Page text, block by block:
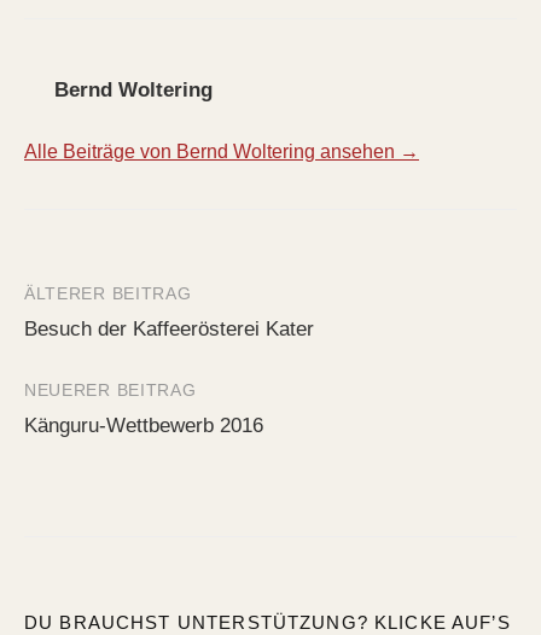
Bernd Woltering
Alle Beiträge von Bernd Woltering ansehen →
Beitrags-
Navigation
ÄLTERER BEITRAG
Besuch der Kaffeerösterei Kater
NEUERER BEITRAG
Känguru-Wettbewerb 2016
DU BRAUCHST UNTERSTÜTZUNG? KLICKE AUF’S